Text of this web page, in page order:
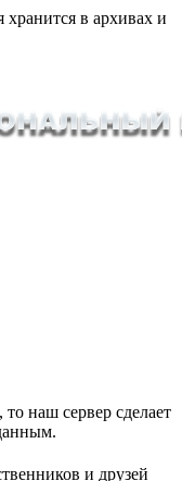
в архивах и
наш сервер сделает
и друзей